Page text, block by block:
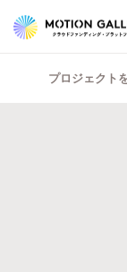
プロジェクト